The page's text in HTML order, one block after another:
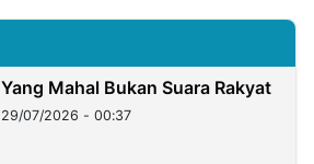
Yang Mahal Bukan Suara Rakyat
29/07/2026 - 00:37